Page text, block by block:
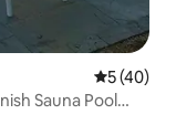
5 (40)
Sauna Pool